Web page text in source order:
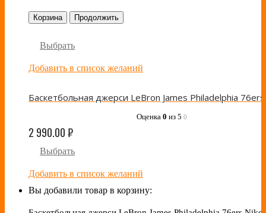
Корзина Продолжить
Выбрать
Добавить в список желаний
Оценка 0 из 5 0
2 990.00₽
Выбрать
Добавить в список желаний
Вы добавили товар в корзину: